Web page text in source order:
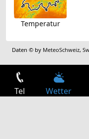
Temperatur
Daten © by MeteoSchweiz,
Tel Wetter